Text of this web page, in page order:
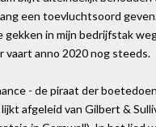
een toevluchtsoord
gekken in mijn bedrijfstak
vaart anno 2020 nog steeds.
- de piraat der
lijkt afgeleid van Gilbert &